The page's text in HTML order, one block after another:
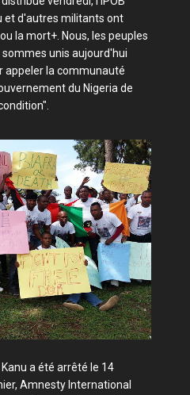
et d'autres militants ont
la mort+. Nous, les peuples
unis aujourd'hui
appeler la communauté
du Nigeria de
a été arrêté le 14
Amnesty International